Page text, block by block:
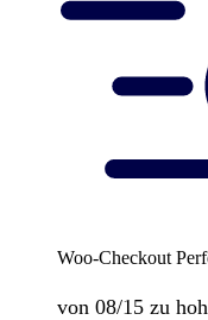
Woo-Checkout
von 08/15 zu